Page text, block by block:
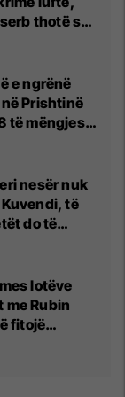
thotë se
në
e ngrënë
Prishtinë
të mëngjesit
serbe
nesër nuk
të
do të
rëndë
lotëve
Rubin
fitojë
Moska